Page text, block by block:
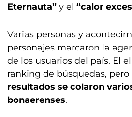
Eternauta” y el “calor
Varias personas y
personajes marcaron la
de los usuarios del país. El
ranking de búsquedas, pero
resultados se colaron
bonaerenses.